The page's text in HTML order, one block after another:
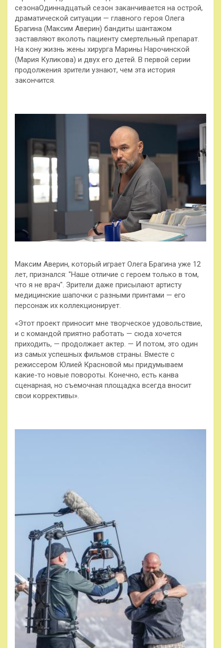
сезонаОдиннадцатый сезон заканчивается на острой,
драматической ситуации — главного героя Олега
Брагина (Максим Аверин) бандиты шантажом
заставляют вколоть пациенту смертельный препарат.
На кону жизнь жены хирурга Марины Нарочинской
(Мария Куликова) и двух его детей. В первой серии
продолжения зрители узнают, чем эта история
закончится.
Максим Аверин, который играет Олега Брагина уже 12
лет, признался: "Наше отличие с героем только в том,
что я не врач". Зрители даже присылают артисту
медицинские шапочки с разными принтами — его
персонаж их коллекционирует.
«Этот проект приносит мне творческое удовольствие,
и с командой приятно работать — сюда хочется
приходить, — продолжает актер. — И потом, это один
из самых успешных фильмов страны. Вместе с
режиссером Юлией Красновой мы придумываем
какие-то новые повороты. Конечно, есть канва
сценарная, но съемочная площадка всегда вносит
свои коррективы».